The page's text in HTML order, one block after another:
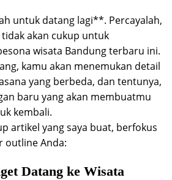
untuk datang lagi**. Percayalah,
akan cukup untuk
wisata Bandung terbaru ini.
kamu akan menemukan detail
yang berbeda, dan tentunya,
baru yang akan membuatmu
kembali.
artikel yang saya buat, berfokus
outline Anda:
Datang ke Wisata